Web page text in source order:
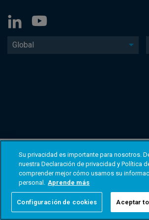
Global
Su privacidad es importante para nosotros.
nuestra Declaración de privacidad y Política
comprender mejor cómo usamos su
personal. Aprende más
Configuración de cookies Aceptar